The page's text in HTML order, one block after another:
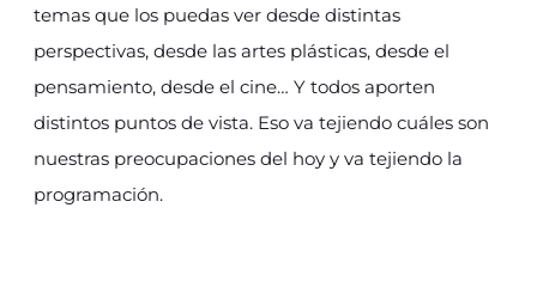
temas que los puedas ver desde distintas
perspectivas, desde las artes plásticas, desde el
pensamiento, desde el cine… Y todos aporten
distintos puntos de vista. Eso va tejiendo cuáles son
nuestras preocupaciones del hoy y va tejiendo la
programación.